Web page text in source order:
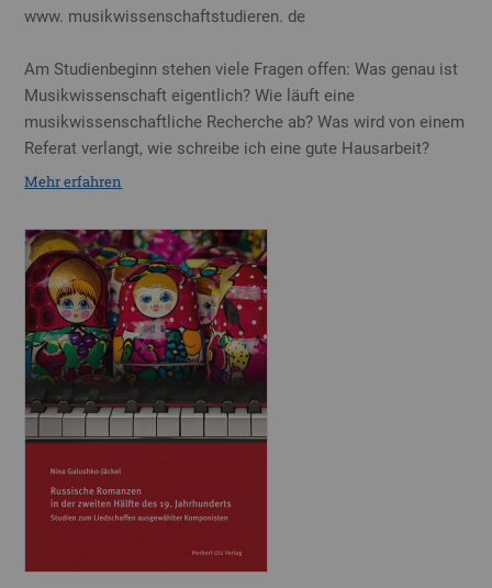
www. musikwissenschaftstudieren. de
Am Studienbeginn stehen viele Fragen offen: Was genau ist
Musikwissenschaft eigentlich? Wie läuft eine
musikwissenschaftliche Recherche ab? Was wird von einem
Referat verlangt, wie schreibe ich eine gute Hausarbeit?
Mehr erfahren